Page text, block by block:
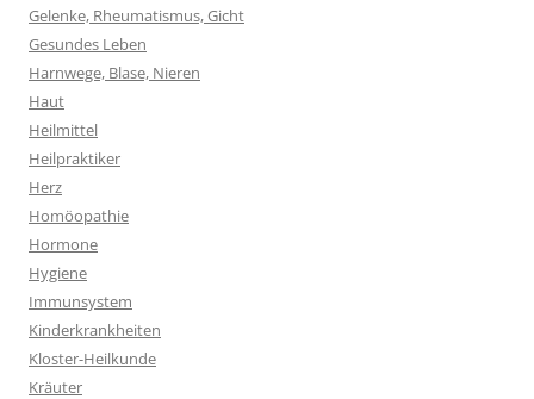
Gelenke, Rheumatismus, Gicht
Gesundes Leben
Harnwege, Blase, Nieren
Haut
Heilmittel
Heilpraktiker
Herz
Homöopathie
Hormone
Hygiene
Immunsystem
Kinderkrankheiten
Kloster-Heilkunde
Kräuter